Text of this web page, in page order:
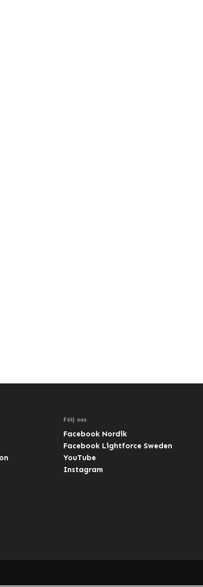
Följ oss
Facebook Nordik
Facebook Lightforce Sweden
YouTube
Instagram